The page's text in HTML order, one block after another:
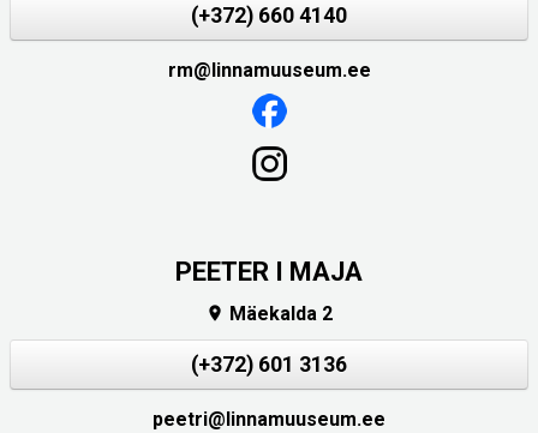
(+372) 660 4140
rm@linnamuuseum.ee
PEETER I MAJA
 Mäekalda 2
(+372) 601 3136
peetri@linnamuuseum.ee